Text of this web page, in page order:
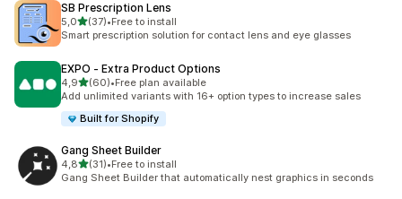
SB Prescription Lens
5,0av 5 stjerner
(37)
Totalt 37 omtaler
•Free to install
Smart prescription solution for contact lens and eye glasses
EXPO ‑ Extra Product Options
4,9av 5 stjerner
(60)
Totalt 60 omtaler
•Free plan available
Add unlimited variants with 16+ option types to increase sales
Built for Shopify
Gang Sheet Builder
4,8av 5 stjerner
(31)
Totalt 31 omtaler
•Free to install
Gang Sheet Builder that automatically nest graphics in seconds